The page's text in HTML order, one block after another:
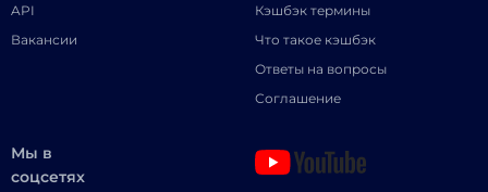
API
Вакансии
Кэшбэк термины
Что такое кэшбэк
Ответы на вопросы
Соглашение
Мы в
соцсетях